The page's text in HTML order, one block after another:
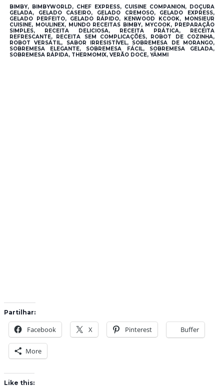
BIMBY, BIMBYWORLD, CHEF EXPRESS, CUISINE COMPANION, DOÇURA
GELADA, GELADO CASEIRO, GELADO CREMOSO, GELADO EXPRESS,
GELADO PERFEITO, GELADO RÁPIDO, KENWOOD KCOOK, MONSIEUR
CUISINE, MOULINEX, MUNDO RECEITAS BIMBY, MYCOOK, PREPARAÇÃO
SIMPLES, RECEITA DELICIOSA, RECEITA PRÁTICA, RECEITA
REFRESCANTE, RECEITA SEM COMPLICAÇÕES, ROBOT DE COZINHA,
ROBOT VERSÁTIL, SABOR IRRESISTÍVEL, SOBREMESA DE MORANGO,
SOBREMESA ELEGANTE, SOBREMESA FÁCIL, SOBREMESA GELADA,
SOBREMESA RÁPIDA, THERMOMIX, VERÃO DOCE, YÄMMI
Partilhar:
Facebook X Pinterest Buffer
More
Like this: